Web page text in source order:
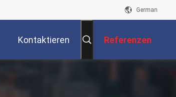
German
Kontaktieren Referenzen